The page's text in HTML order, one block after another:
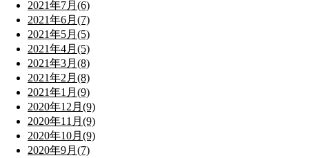
2021年7月(6)
2021年6月(7)
2021年5月(5)
2021年4月(5)
2021年3月(8)
2021年2月(8)
2021年1月(9)
2020年12月(9)
2020年11月(9)
2020年10月(9)
2020年9月(7)